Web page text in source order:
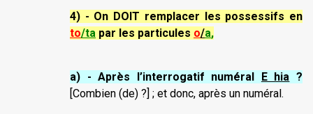
4) - On DOIT remplacer les possessifs en
to/ta par les particules o/a,
a) - Après l’interrogatif numéral E hia ?
[Combien (de) ?] ; et donc, après un numéral.